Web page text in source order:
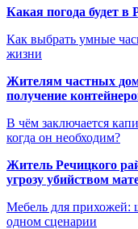
Какая погода будет в
Как выбрать умные
жизни
Жителям частных
получение
В чём заключается
когда он необходим?
Житель Речицкого
угрозу убийством
Мебель для прихожей:
одном сценарии